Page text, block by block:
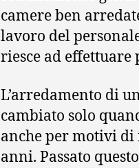
camere ben
lavoro del
riesce ad
L’arredamento di
cambiato solo
anche per motivi di
anni. Passato